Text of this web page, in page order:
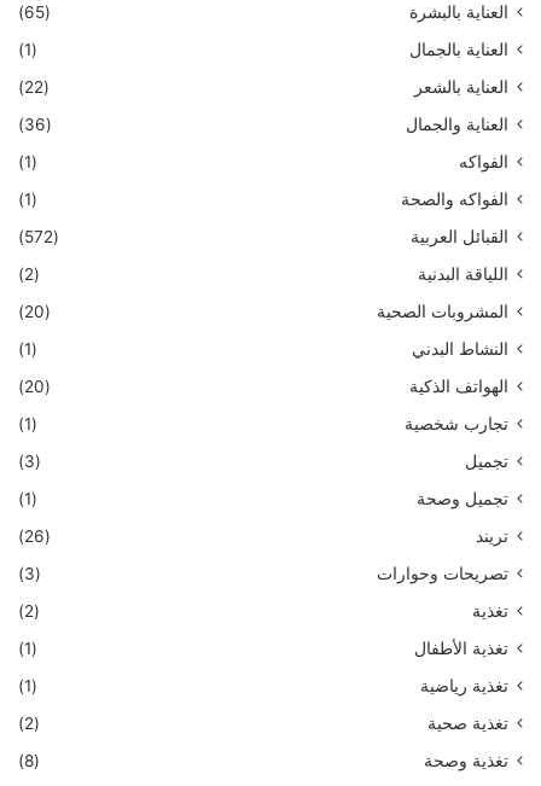
العناية بالبشرة
(65)
العناية بالجمال
(1)
العناية بالشعر
(22)
العناية والجمال
(36)
الفواكه
(1)
الفواكه والصحة
(1)
القبائل العربية
(572)
اللياقة البدنية
(2)
المشروبات الصحية
(20)
النشاط البدني
(1)
الهواتف الذكية
(20)
تجارب شخصية
(1)
تجميل
(3)
تجميل وصحة
(1)
تريند
(26)
تصريحات وحوارات
(3)
تغذية
(2)
تغذية الأطفال
(1)
تغذية رياضية
(1)
تغذية صحية
(2)
تغذية وصحة
(8)